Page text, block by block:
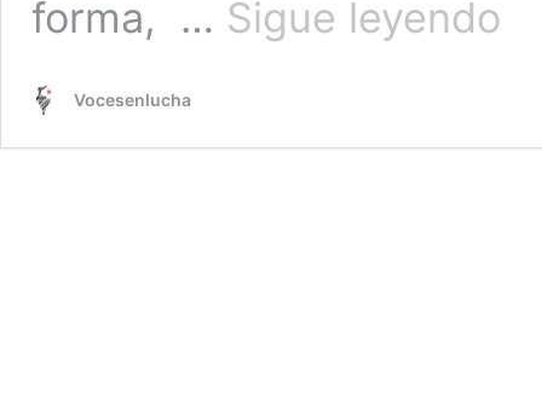
forma, … Sigue leyendo
Vocesenlucha